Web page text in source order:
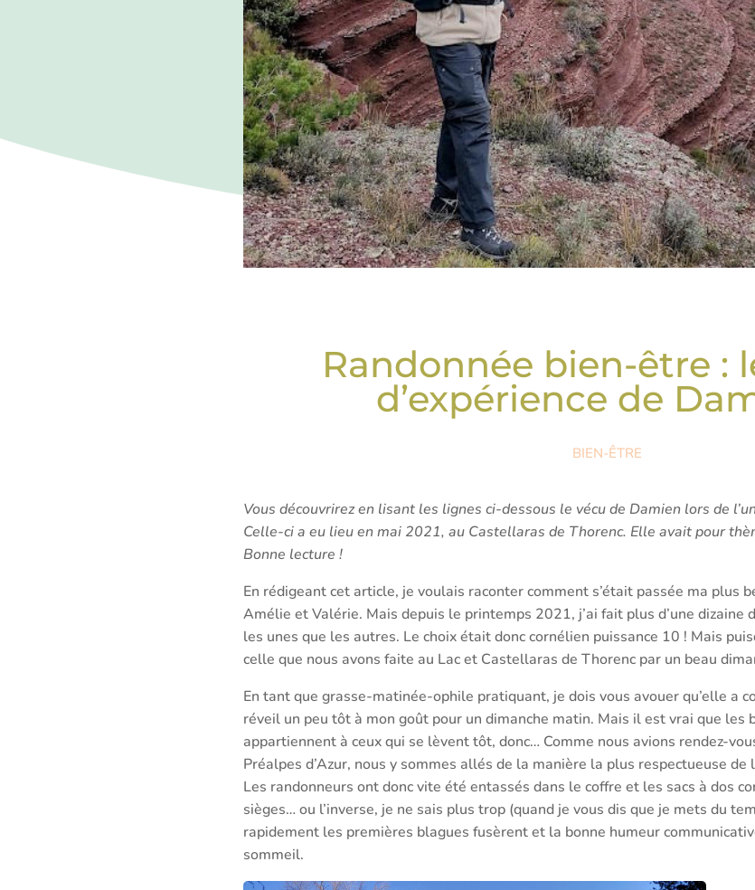
Randonnée bien-être :
d’expérience de
BIEN-ÊTRE
Vous découvrirez en lisant les lignes ci-dessous le vécu de Damien lors de
Celle-ci a eu lieu en mai 2021, au Castellaras de Thorenc. Elle avait pour
Bonne lecture !
En rédigeant cet article, je voulais raconter comment s’était passée ma plus
Amélie et Valérie. Mais depuis le printemps 2021, j’ai fait plus d’une dizaine
les unes que les autres. Le choix était donc cornélien puissance 10 ! Mais
celle que nous avons faite au Lac et Castellaras de Thorenc par un beau
En tant que grasse-matinée-ophile pratiquant, je dois vous avouer qu’elle a
réveil un peu tôt à mon goût pour un dimanche matin. Mais il est vrai que les
appartiennent à ceux qui se lèvent tôt, donc… Comme nous avions rendez-
Préalpes d’Azur, nous y sommes allés de la manière la plus respectueuse de
Les randonneurs ont donc vite été entassés dans le coffre et les sacs à dos
sièges… ou l’inverse, je ne sais plus trop (quand je vous dis que je mets du
rapidement les premières blagues fusèrent et la bonne humeur
sommeil.